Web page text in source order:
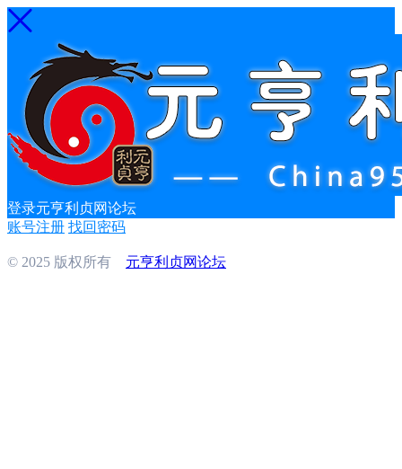
登录元亨利贞网论坛
账号注册 找回密码
© 2025 版权所有 元亨利贞网论坛